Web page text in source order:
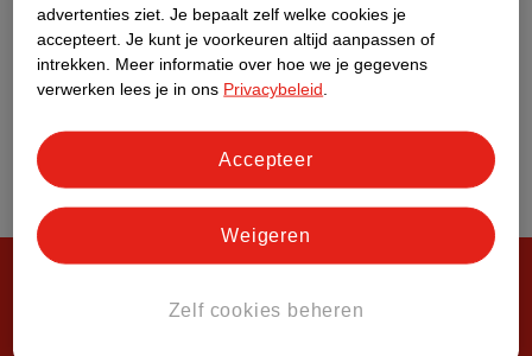
advertenties ziet. Je bepaalt zelf welke cookies je
accepteert. Je kunt je voorkeuren altijd aanpassen of
intrekken.
Meer informatie over hoe we je gegevens
verwerken lees je in ons Privacybeleid
Zelf cookies beheren
Weigeren
Accepteer